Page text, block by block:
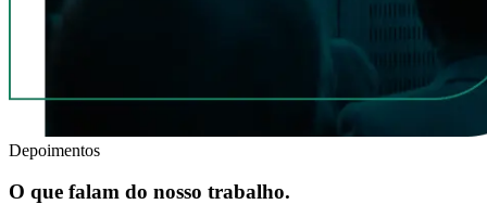
Depoimentos
O que falam do nosso trabalho.